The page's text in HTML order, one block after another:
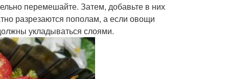
перемешайте. Затем, добавьте в них
разрезаются пополам, а если овощи
укладываться слоями.